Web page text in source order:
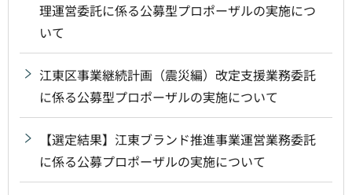
理運営委託に係る公募型プロポーザルの実施につ
いて
江東区事業継続計画（震災編）改定支援業務委託
に係る公募型プロポーザルの実施について
【選定結果】江東ブランド推進事業運営業務委託
に係る公募プロポーザルの実施について